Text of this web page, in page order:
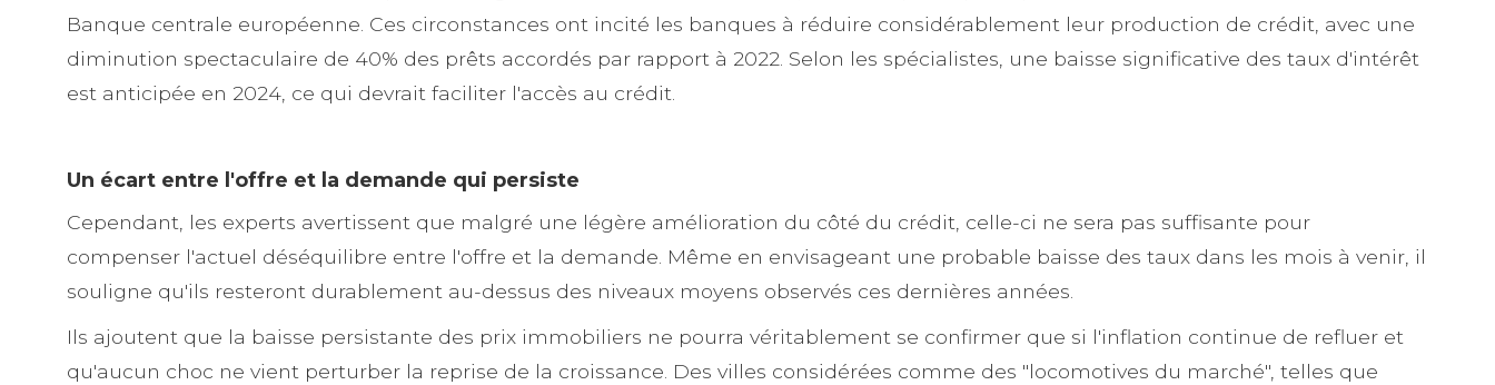
Banque centrale européenne. Ces circonstances ont incité les banques à réduire considérablement leur production de crédit, avec une
diminution spectaculaire de 40% des prêts accordés par rapport à 2022. Selon les spécialistes, une baisse significative des taux d'intérêt
est anticipée en 2024, ce qui devrait faciliter l'accès au crédit.
Un écart entre l'offre et la demande qui persiste
Cependant, les experts avertissent que malgré une légère amélioration du côté du crédit, celle-ci ne sera pas suffisante pour
compenser l'actuel déséquilibre entre l'offre et la demande. Même en envisageant une probable baisse des taux dans les mois à venir, il
souligne qu'ils resteront durablement au-dessus des niveaux moyens observés ces dernières années.
Ils ajoutent que la baisse persistante des prix immobiliers ne pourra véritablement se confirmer que si l'inflation continue de refluer et
qu'aucun choc ne vient perturber la reprise de la croissance. Des villes considérées comme des "locomotives du marché", telles que